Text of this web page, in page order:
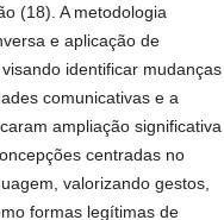
(18). A metodologia
e aplicação de
identificar mudanças
comunicativas e a
ampliação significativa
centradas no
valorizando gestos,
formas legítimas de